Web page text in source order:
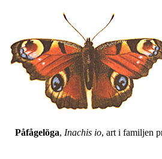
Påfågelöga, Inachis io, art i familjen